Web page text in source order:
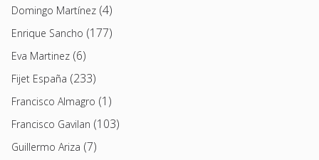
Domingo Martínez (4)
Enrique Sancho (177)
Eva Martinez (6)
Fijet España (233)
Francisco Almagro (1)
Francisco Gavilan (103)
Guillermo Ariza (7)